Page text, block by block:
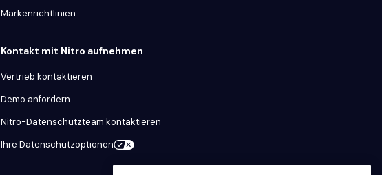
Markenrichtlinien
Kontakt mit Nitro aufnehmen
Vertrieb kontaktieren
Demo anfordern
Nitro-Datenschutzteam kontaktieren
Ihre Datenschutzoptionen